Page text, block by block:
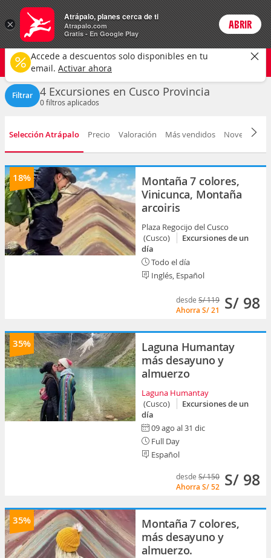
Actividades Login
Cusco
Excursiones Selecciona una fecha
CAMBIAR
Filtrar 4 Excursiones en Cusco Provincia
0filtros aplicados
Selección Atrápalo Precio Valoración Más vendidos Novedad
18%
Montaña 7 colores,
Vinicunca, Montaña
arcoiris
Plaza Regocijo del Cusco
(Cusco)
Excursiones de un
día
Todo el día
Inglés, Español
desde S/ 119
Ahorra S/ 21 S/ 98
35%
Laguna Humantay
más desayuno y
almuerzo
Laguna Humantay
(Cusco)
Excursiones de un
día
09 ago al 31 dic
Full Day
Español
desde S/ 150
Ahorra S/ 52 S/ 98
35%
Montaña 7 colores,
más desayuno y
almuerzo.
×
Atrápalo, planes cerca de ti
Atrapalo.com
Gratis - En Google Play
ABRIR
Accede a descuentos solo disponibles en tu
email. Activar ahora